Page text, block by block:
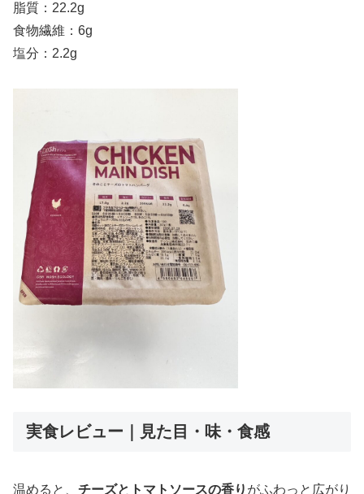
脂質：22.2g
食物繊維：6g
塩分：2.2g
実食レビュー｜見た目・味・食感
温めると、 チーズとトマトソースの香り がふわっと広がり